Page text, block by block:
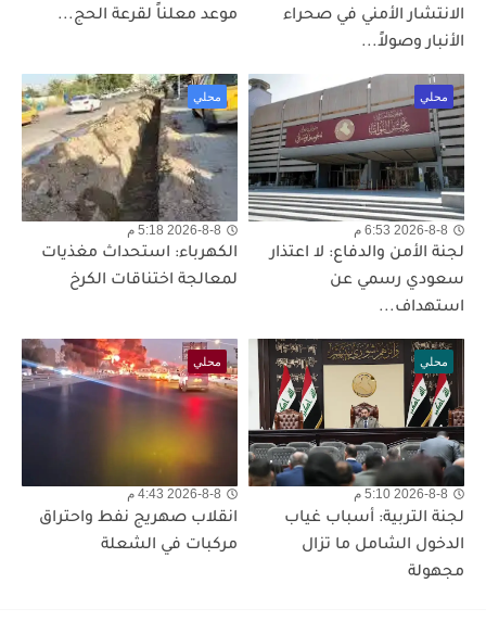
الانتشار الأمني في صحراء
الأنبار وصولاً...
موعد معلناً لقرعة الحج...
محلي
2026-8-8 6:53 م
لجنة الأمن والدفاع: لا اعتذار
سعودي رسمي عن
استهداف...
محلي
2026-8-8 5:18 م
الكهرباء: استحداث مغذيات
لمعالجة اختناقات الكرخ
محلي
2026-8-8 5:10 م
لجنة التربية: أسباب غياب
الدخول الشامل ما تزال
مجهولة
محلي
2026-8-8 4:43 م
انقلاب صهريج نفط واحتراق
مركبات في الشعلة